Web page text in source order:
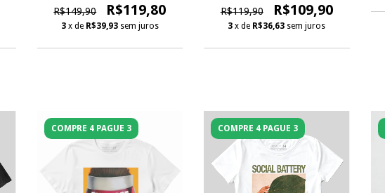
R$149,90 R$119,80
3 x de R$39,93 sem juros
R$119,90 R$109,90
3 x de R$36,63 sem juros
COMPRE 4 PAGUE 3 COMPRE 4 PAGUE 3